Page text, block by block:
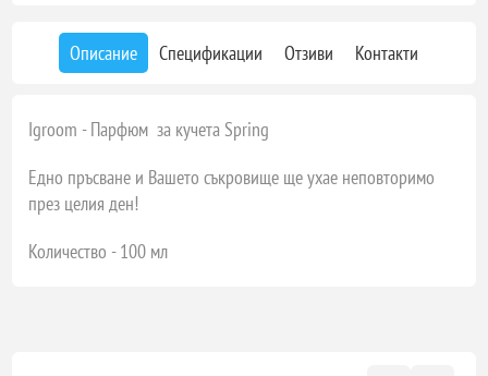
Описание Спецификации Отзиви Контакти
Igroom - Парфюм за кучета Spring
Едно пръсване и Вашето съкровище ще ухае неповторимо
през целия ден!
Количество - 100 мл